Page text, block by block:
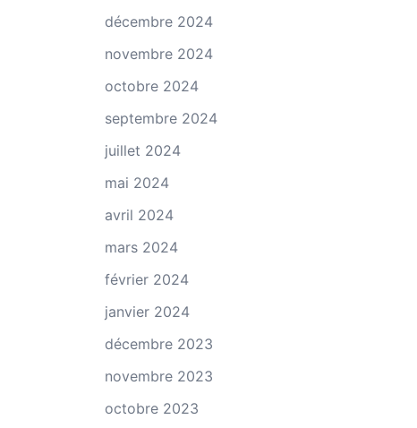
décembre 2024
novembre 2024
octobre 2024
septembre 2024
juillet 2024
mai 2024
avril 2024
mars 2024
février 2024
janvier 2024
décembre 2023
novembre 2023
octobre 2023